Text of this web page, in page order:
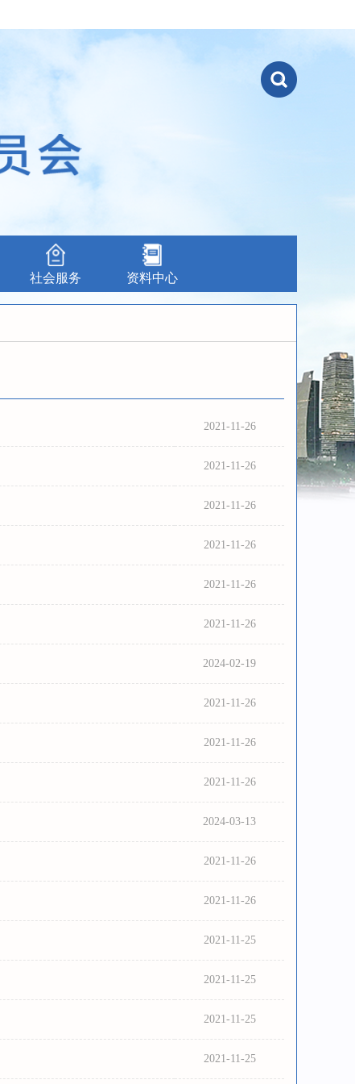
社会服务 资料中心
2021-11-26
2021-11-26
2021-11-26
2021-11-26
2021-11-26
2021-11-26
2024-02-19
2021-11-26
2021-11-26
2021-11-26
2024-03-13
2021-11-26
2021-11-26
2021-11-25
2021-11-25
2021-11-25
2021-11-25